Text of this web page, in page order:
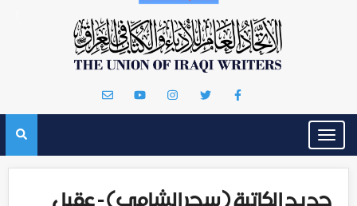
Toggle
navigation
جديد الكاتبة (سحر الشامي) - عقيل